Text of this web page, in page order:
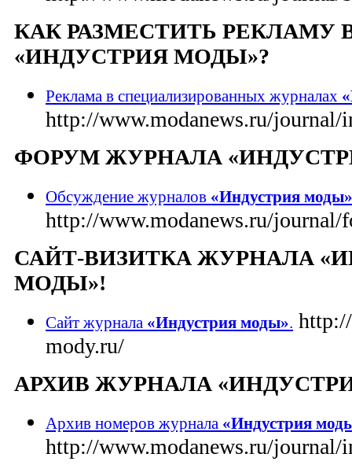
КАК РАЗМЕСТИТЬ РЕКЛАМУ
«ИНДУСТРИЯ МОДЫ»?
Реклама в специализированных журналах
http://www.modanews.ru/journal/
ФОРУМ ЖУРНАЛА
Обсуждение журналов «Индустрия
http://www.modanews.ru/journal/
САЙТ-ВИЗИТКА ЖУРНАЛА
МОДЫ»!
Сайт журнала «Индустрия моды».
mody.ru/
АРХИВ ЖУРНАЛА
Архив номеров журнала «Индустрия
http://www.modanews.ru/journal/